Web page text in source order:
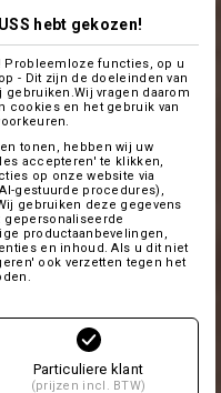
hebt gekozen!
Probleemloze functies, op u
- Dit zijn de doeleinden van
vragen daarom
cookies en het gebruik van
tonen, hebben wij uw
accepteren' te klikken,
op onze website via
gestuurde procedures),
gebruiken deze gegevens
gepersonaliseerde
productaanbevelingen,
en inhoud. Als u dit niet
ook verzetten tegen het
Particuliere klant
(prijzen incl. BTW)